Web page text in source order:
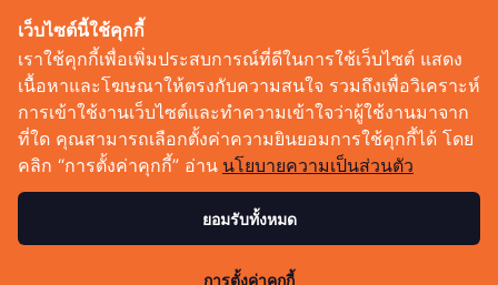
Corp Innov
Saucy Thoughts
Based On
Sustainable
Videos
Podcast
© Copyright 2026 :Techsauce All rights reserved.
เว็บไซต์นี้ใช้คุกกี้
เราใช้คุกกี้เพื่อเพิ่มประสบการณ์ที่ดีในการใช้เว็บไซต์ แสดง
เนื้อหาและโฆษณาให้ตรงกับความสนใจ รวมถึงเพื่อวิเคราะห์
การเข้าใช้งานเว็บไซต์และทำความเข้าใจว่าผู้ใช้งานมาจาก
ที่ใด คุณสามารถเลือกตั้งค่าความยินยอมการใช้คุกกี้ได้ โดย
คลิก “การตั้งค่าคุกกี้” อ่าน นโยบายความเป็นส่วนตัว
ยอมรับทั้งหมด
การตั้งค่าคุกกี้